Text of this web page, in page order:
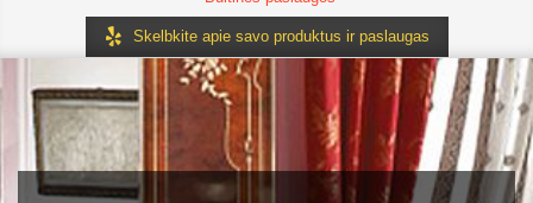
Skelbkite apie savo produktus ir paslaugas